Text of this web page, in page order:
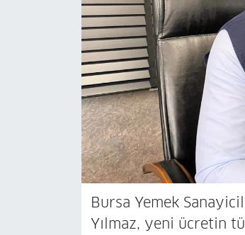
Bursa Yemek
Yılmaz, yeni ücretin